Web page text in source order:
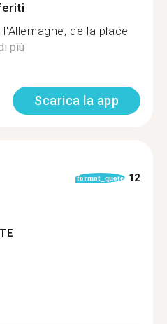
de la place
più
Scarica la app
format_quote 12